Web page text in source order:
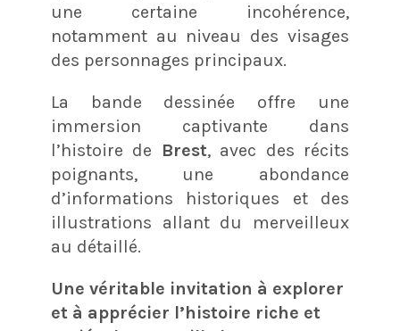
une certaine incohérence,
notamment au niveau des visages
des personnages principaux.
La bande dessinée offre une
immersion captivante dans
l’histoire de Brest, avec des récits
poignants, une abondance
d’informations historiques et des
illustrations allant du merveilleux
au détaillé.
Une véritable invitation à explorer
et à apprécier l’histoire riche et